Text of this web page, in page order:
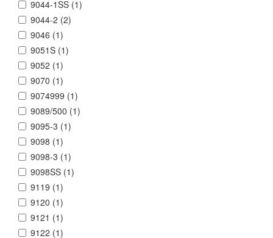
9044-1SS (1)
9044-2 (2)
9046 (1)
9051S (1)
9052 (1)
9070 (1)
9074999 (1)
9089/500 (1)
9095-3 (1)
9098 (1)
9098-3 (1)
9098SS (1)
9119 (1)
9120 (1)
9121 (1)
9122 (1)